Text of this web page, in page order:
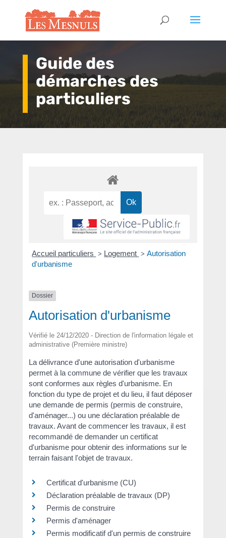
Guide des
démarches des
particuliers
Accueil particuliers > Logement > Autorisation
d'urbanisme
Dossier
Autorisation d'urbanisme
Vérifié le 24/12/2020 - Direction de l'information légale et
administrative (Première ministre)
La délivrance d'une autorisation d'urbanisme
permet à la commune de vérifier que les travaux
sont conformes aux règles d'urbanisme. En
fonction du type de projet et du lieu, il faut déposer
une demande de permis (permis de construire,
d'aménager...) ou une déclaration préalable de
travaux. Avant de commencer les travaux, il est
recommandé de demander un certificat
d'urbanisme pour obtenir des informations sur le
terrain faisant l'objet de travaux.
Certificat d'urbanisme (CU)
Déclaration préalable de travaux (DP)
Permis de construire
Permis d'aménager
Permis modificatif d'un permis de construire